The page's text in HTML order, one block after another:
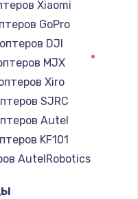
модуля
Xiaomi
GoPro
DJI
MJX
Xiro
SJRC
Autel
KF101
AutelRobotics